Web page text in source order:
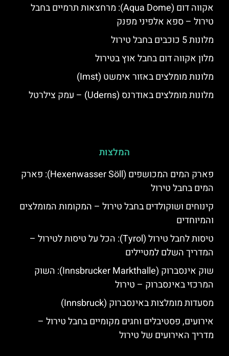
אקווה דום (Aqua Dome): מרחצאות תרמיים בחבל
טירול – ספא אלפיני מפנק
מלונות 5 כוכבים בחבל טירול
מלון אקווה דום בחבל אוץ בטירול
מלונות מומלצים באזור אימשט (Imst)
מלונות מומלצים באודרנס (Uderns) – עמק צילרטל
המלצות
פארק המים המכושפים (Hexenwasser Söll): פארק
המים בחבל טירול
קינוחים ושוקולדים בחבל טירול – המקומות המומלצים
והמיוחדים
טיסות לחבל טירול (Tyrol): הכל על טיסות לטירול –
המדריך השלם למטיילים
שוק אינסברוק (Innsbrucker Markthalle): השוק
המרכזי באינסברוק – טירול
מסעדות מומלצות באינסברוק (Innsbruck)
אירועים, פסטיבלים וחגים מקומיים בחבל טירול –
מדריך האירועים של טירול